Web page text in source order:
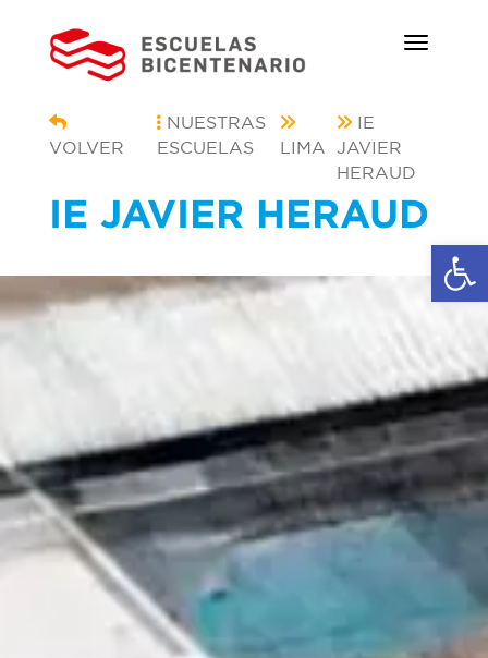
VOLVER
NUESTRAS
ESCUELAS
LIMA
IE
JAVIER
HERAUD
IE JAVIER HERAUD